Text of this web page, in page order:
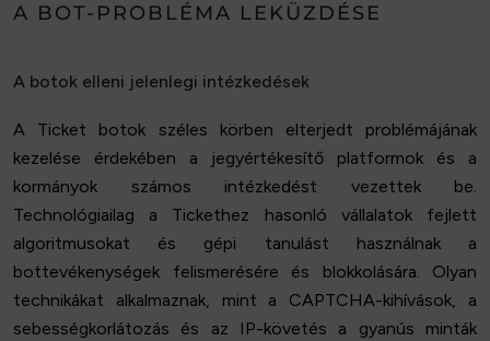
A BOT-PROBLÉMA LEKÜZDÉSE
A botok elleni jelenlegi intézkedések
A Ticket botok széles körben elterjedt problémájának
kezelése érdekében a jegyértékesítő platformok és a
kormányok számos intézkedést vezettek be.
Technológiailag a Tickethez hasonló vállalatok fejlett
algoritmusokat és gépi tanulást használnak a
bottevékenységek felismerésére és blokkolására. Olyan
technikákat alkalmaznak, mint a CAPTCHA-kihívások, a
sebességkorlátozás és az IP-követés a gyanús minták